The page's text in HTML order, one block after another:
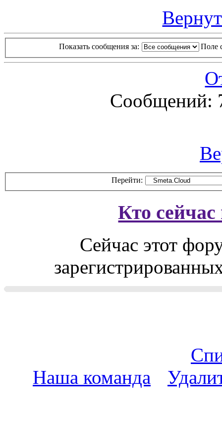
Показать сообщения за: Поле
Сообщений:
Перейти:
Кто
Сейчас этот
Наша команда